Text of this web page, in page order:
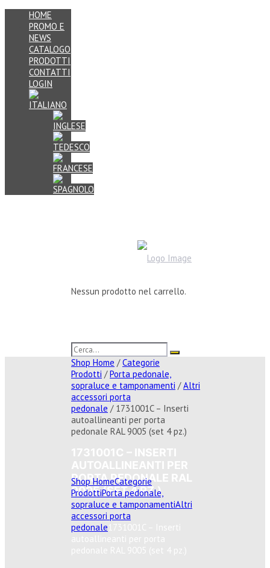
HOME
PROMO E
NEWS
CATALOGO
PRODOTTI
CONTATTI
LOGIN
Nessun prodotto nel carrello.
Shop Home /Categorie
Prodotti /Porta pedonale,
sopraluce e tamponamenti /Altri
accessori porta
pedonale / 1731001C – Inserti
autoallineanti per porta
pedonale RAL 9005 (set 4 pz.)
PORTA PEDONALE RAL
9005 (SET 4 PZ.)
Shop HomeCategorie
ProdottiPorta pedonale,
sopraluce e tamponamentiAltri
accessori porta
pedonale